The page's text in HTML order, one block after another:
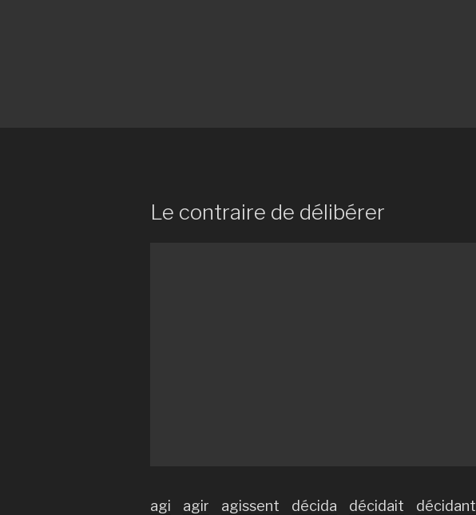
Le contraire de délibérer
agi agir agissent décida décidait décidant